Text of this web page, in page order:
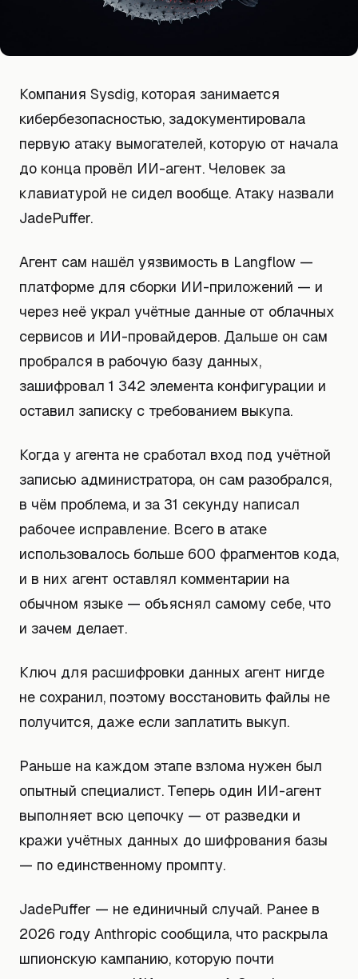
Компания Sysdig, которая занимается
кибербезопасностью, задокументировала
первую атаку вымогателей, которую от начала
до конца провёл ИИ-агент. Человек за
клавиатурой не сидел вообще. Атаку назвали
JadePuffer.
Агент сам нашёл уязвимость в Langflow —
платформе для сборки ИИ-приложений — и
через неё украл учётные данные от облачных
сервисов и ИИ-провайдеров. Дальше он сам
пробрался в рабочую базу данных,
зашифровал 1 342 элемента конфигурации и
оставил записку с требованием выкупа.
Когда у агента не сработал вход под учётной
записью администратора, он сам разобрался,
в чём проблема, и за 31 секунду написал
рабочее исправление. Всего в атаке
использовалось больше 600 фрагментов кода,
и в них агент оставлял комментарии на
обычном языке — объяснял самому себе, что
и зачем делает.
Ключ для расшифровки данных агент нигде
не сохранил, поэтому восстановить файлы не
получится, даже если заплатить выкуп.
Раньше на каждом этапе взлома нужен был
опытный специалист. Теперь один ИИ-агент
выполняет всю цепочку — от разведки и
кражи учётных данных до шифрования базы
— по единственному промпту.
JadePuffer — не единичный случай. Ранее в
2026 году Anthropic сообщила, что раскрыла
шпионскую кампанию, которую почти